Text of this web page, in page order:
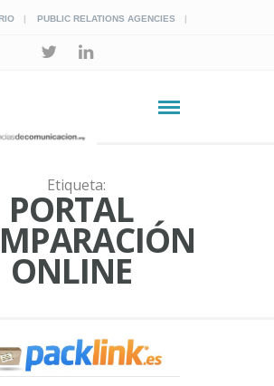
PUBLIC RELATIONS AGENCIES
Etiqueta:
PORTAL
ONLINE